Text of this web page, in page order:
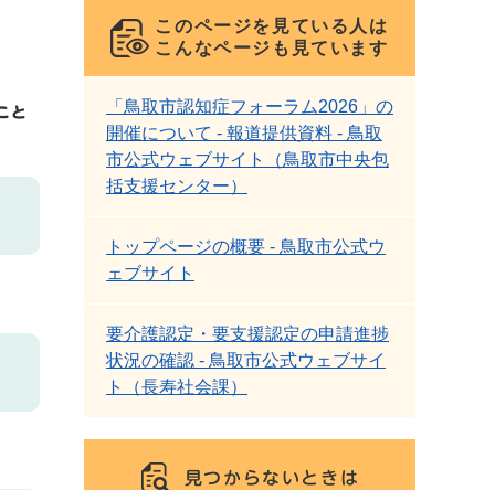
と
このページを見ている人は
こんなページも見ています
「鳥取市認知症フォーラム2026」の
開催について - 報道提供資料 - 鳥取
市公式ウェブサイト（鳥取市中央包
括支援センター）
トップページの概要 - 鳥取市公式ウ
ェブサイト
要介護認定・要支援認定の申請進捗
状況の確認 - 鳥取市公式ウェブサイ
ト（長寿社会課）
見つからないときは